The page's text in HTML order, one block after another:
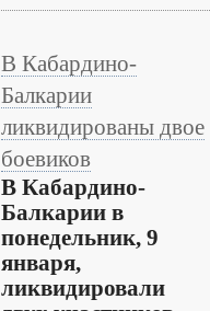
В Кабардино-
Балкарии
ликвидированы двое
боевиков
В Кабардино-
Балкарии в
понедельник, 9
января,
ликвидировали